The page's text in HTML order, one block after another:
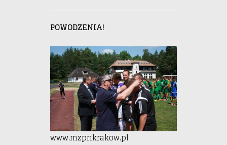
POWODZENIA!
www.mzpnkrakow.pl